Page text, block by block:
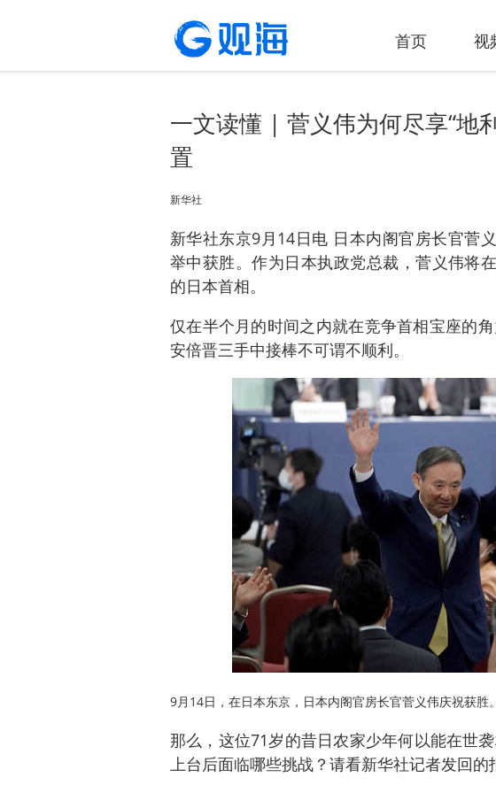
首页 视
一文读懂 | 菅义伟为何尽享“地
置
新华社
新华社东京9月14日电 日本内阁官房长官菅
举中获胜。作为日本执政党总裁，菅义伟将
的日本首相。
仅在半个月的时间之内就在竞争首相宝座的
安倍晋三手中接棒不可谓不顺利。
9月14日，在日本东京，日本内阁官房长官菅义伟庆祝获胜
那么，这位71岁的昔日农家少年何以能在世
上台后面临哪些挑战？请看新华社记者发回的